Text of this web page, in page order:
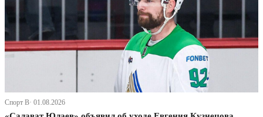
Спорт В· 01.08.2026